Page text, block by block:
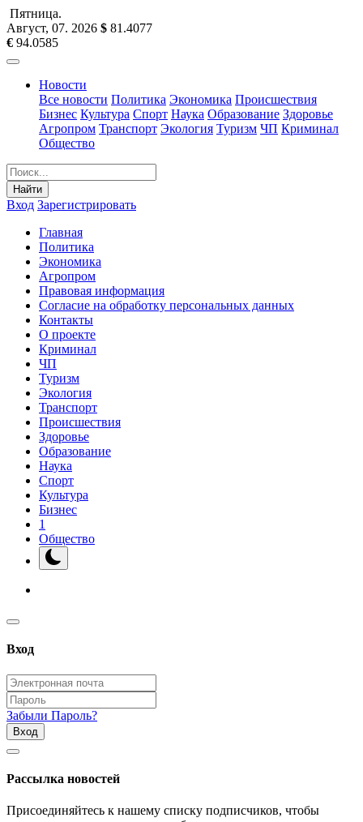
Пятница.
Август, 07. 2026 $ 81.4077
€ 94.0585
Новости
Все новости Политика Экономика Происшествия
Бизнес Культура Спорт Наука Образование Здоровье
Агропром Транспорт Экология Туризм ЧП Криминал
Общество
Найти
Вход Зарегистрировать
Главная
Политика
Экономика
Агропром
Правовая информация
Согласие на обработку персональных данных
Контакты
О проекте
Криминал
ЧП
Туризм
Экология
Транспорт
Происшествия
Здоровье
Образование
Наука
Спорт
Культура
Бизнес
1
Общество
Вход
Забыли Пароль?
Вход
Рассылка новостей
Присоединяйтесь к нашему списку подписчиков, чтобы